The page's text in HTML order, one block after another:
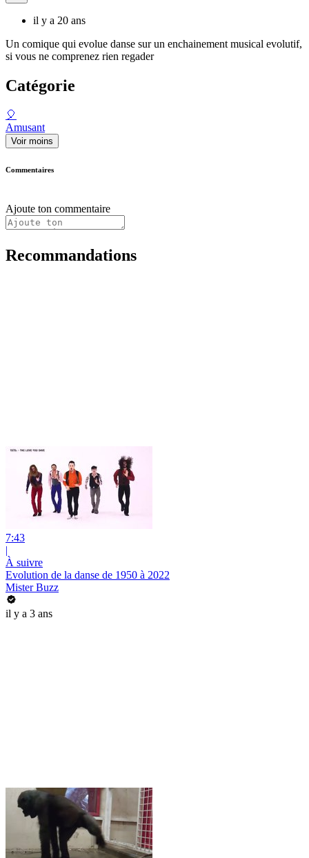
il y a 20 ans
Un comique qui evolue danse sur un enchainement musical evolutif,
si vous ne comprenez rien regader
Catégorie
🎈
Amusant
Voir moins
Commentaires
Ajoute ton commentaire
Recommandations
7:43
|
À suivre
Evolution de la danse de 1950 à 2022
Mister Buzz
il y a 3 ans